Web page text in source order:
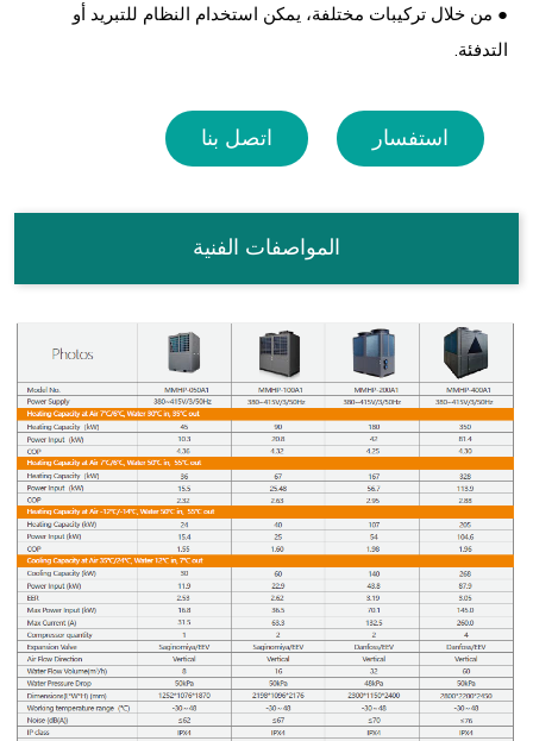
● من خلال تركيبات مختلفة، يمكن استخدام النظام للتبريد أو
التدفئة.
استفسار اتصل بنا
المواصفات الفنية